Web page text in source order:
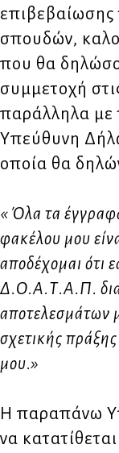
επιβεβαίωσης
σπουδών,
που θα
συμμετοχή
παράλληλα με
Υπεύθυνη
οποία θα
« Όλα τα
φακέλου μου
αποδέχομαι ότι
Δ.Ο.Α.Τ.Α.Π.
αποτελεσμάτων
σχετικής
μου.»
Η παραπάνω
να